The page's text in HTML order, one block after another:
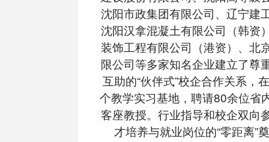
沈阳市政集团有限公司、辽宁建
沈阳汉拿混凝土有限公司（韩资
装饰工程有限公司（港资）、北
限公司等多家知名企业建立了尊
互助的“伙伴式”校企合作关系，
个教学实习基地，聘请80余位省
客座教授。行业指导和校企双向
才培养与就业岗位的“零距离”